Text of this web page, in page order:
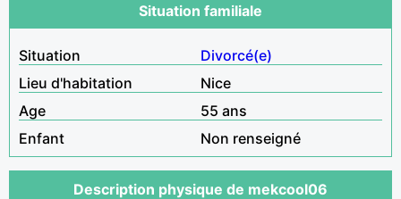
Situation familiale
Situation
Divorcé(e)
Lieu d'habitation
Nice
Age
55 ans
Enfant
Non renseigné
Description physique de mekcool06